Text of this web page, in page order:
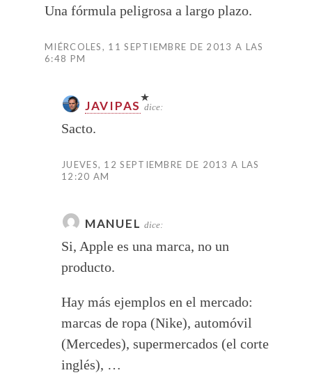
Una fórmula peligrosa a largo plazo.
MIÉRCOLES, 11 SEPTIEMBRE DE 2013 A LAS
6:48 PM
JAVIPAS dice:
Sacto.
JUEVES, 12 SEPTIEMBRE DE 2013 A LAS
12:20 AM
MANUEL dice:
Si, Apple es una marca, no un
producto.
Hay más ejemplos en el mercado:
marcas de ropa (Nike), automóvil
(Mercedes), supermercados (el corte
inglés), …